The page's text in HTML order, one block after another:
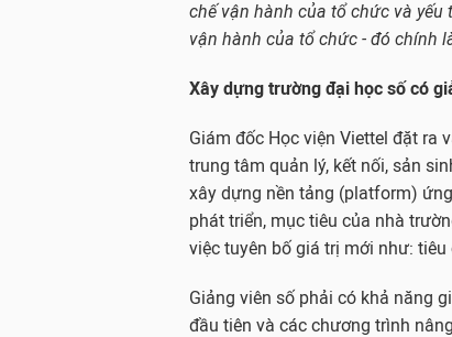
chế vận hành của tổ chức và
vận hành của tổ chức - đó chính
Xây dựng trường đại học số có
Giám đốc Học viện Viettel đặt ra
trung tâm quản lý, kết nối, sản
xây dựng nền tảng (platform)
phát triển, mục tiêu của nhà
việc tuyên bố giá trị mới như:
Giảng viên số phải có khả năng
đầu tiên và các chương trình